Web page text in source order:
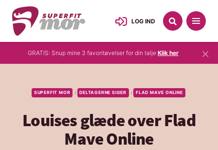
LOG IND
GRATIS: Snup mine 3 favoritøvelser for din talje Klik her ×
SUPERFIT MOR / DELTAGERNE SIGER / FLAD MAVE ONLINE
Louises glæde over Flad
Mave Online